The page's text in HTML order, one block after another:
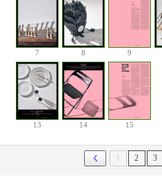
7 8 9
13 14 15
2 3